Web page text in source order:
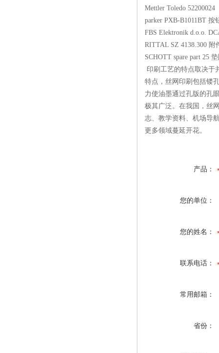
Mettler Toledo 52200024
parker PXB-B1011BT 按
FBS Elektronik d.o.o.
RITTAL SZ 4138.300 附
SCHOTT spare part 25
印刷工艺的特点取决于
特点，丝网印刷包括镂
力使油墨通过孔版的孔
极其广泛。在我国，丝
志、教学资料、机场导
更多领域蔓延开花。
产品：
您的单位：
您的姓名：
联系电话：
常用邮箱：
省份：